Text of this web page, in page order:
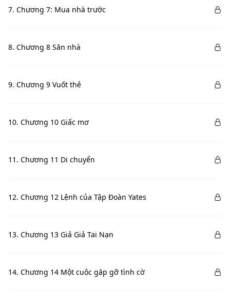
7. Chương 7: Mua nhà trước
8. Chương 8 Săn nhà
9. Chương 9 Vuốt thẻ
10. Chương 10 Giấc mơ
11. Chương 11 Di chuyển
12. Chương 12 Lệnh của Tập Đoàn Yates
13. Chương 13 Giả Giả Tai Nạn
14. Chương 14 Một cuộc gặp gỡ tình cờ